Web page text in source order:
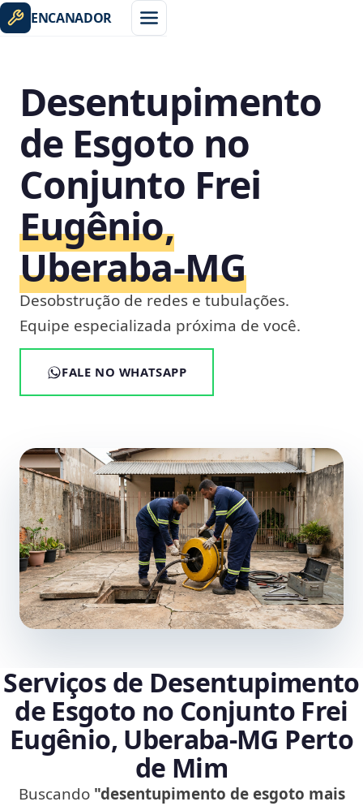
ENCANADOR
Desentupimento
de Esgoto no
Conjunto Frei
Eugênio,
Uberaba‑MG
Desobstrução de redes e tubulações.
Equipe especializada próxima de você.
FALE NO WHATSAPP
Serviços de Desentupimento
de Esgoto no Conjunto Frei
Eugênio, Uberaba‑MG Perto
de Mim
Buscando "desentupimento de esgoto mais